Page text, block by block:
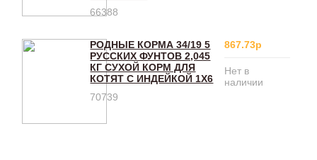
66388
РОДНЫЕ КОРМА 34/19 5
РУССКИХ ФУНТОВ 2,045
КГ СУХОЙ КОРМ ДЛЯ
КОТЯТ С ИНДЕЙКОЙ 1Х6
70739
867.73р
Нет в
наличии